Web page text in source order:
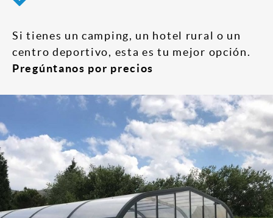
Si tienes un camping, un hotel rural o un
centro deportivo, esta es tu mejor opción.
Pregúntanos por precios